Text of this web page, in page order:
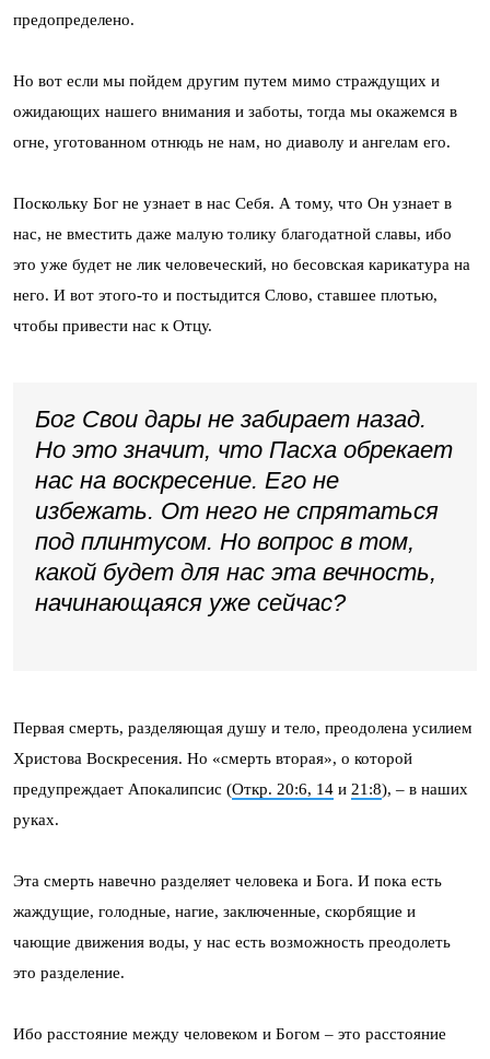
предопределено.
Но вот если мы пойдем другим путем мимо страждущих и
ожидающих нашего внимания и заботы, тогда мы окажемся в
огне, уготованном отнюдь не нам, но диаволу и ангелам его.
Поскольку Бог не узнает в нас Себя. А тому, что Он узнает в
нас, не вместить даже малую толику благодатной славы, ибо
это уже будет не лик человеческий, но бесовская карикатура на
него. И вот этого-то и постыдится Слово, ставшее плотью,
чтобы привести нас к Отцу.
Бог Свои дары не забирает назад.
Но это значит, что Пасха обрекает
нас на воскресение. Его не
избежать. От него не спрятаться
под плинтусом. Но вопрос в том,
какой будет для нас эта вечность,
начинающаяся уже сейчас?
Первая смерть, разделяющая душу и тело, преодолена усилием
Христова Воскресения. Но «смерть вторая», о которой
предупреждает Апокалипсис (Откр. 20:6, 14 и 21:8), – в наших
руках.
Эта смерть навечно разделяет человека и Бога. И пока есть
жаждущие, голодные, нагие, заключенные, скорбящие и
чающие движения воды, у нас есть возможность преодолеть
это разделение.
Ибо расстояние между человеком и Богом – это расстояние